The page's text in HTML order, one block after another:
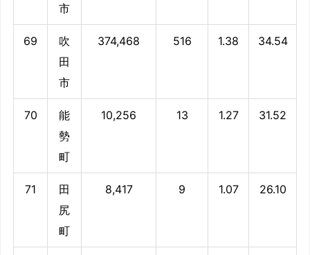
市
69
吹
田
市
374,468 516 1.38 34.54
70
能
勢
町
10,256 13 1.27 31.52
71
田
尻
町
8,417 9 1.07 26.10